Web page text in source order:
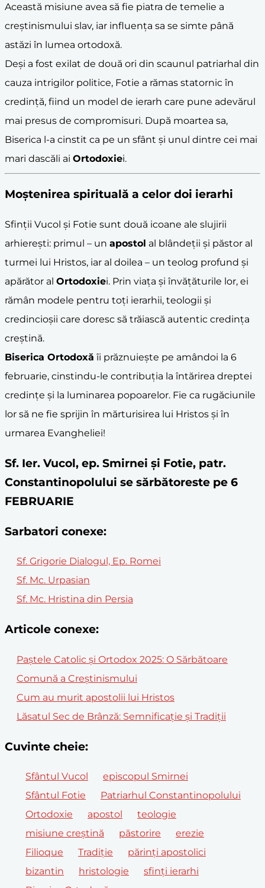
Această misiune avea să fie piatra de temelie a
creștinismului slav, iar influența sa se simte până
astăzi în lumea ortodoxă.
Deși a fost exilat de două ori din scaunul patriarhal din
cauza intrigilor politice, Fotie a rămas statornic în
credință, fiind un model de ierarh care pune adevărul
mai presus de compromisuri. După moartea sa,
Biserica l-a cinstit ca pe un sfânt și unul dintre cei mai
mari dascăli ai Ortodoxiei.
Moștenirea spirituală a celor doi ierarhi
Sfinții Vucol și Fotie sunt două icoane ale slujirii
arhierești: primul – un apostol al blândeții și păstor al
turmei lui Hristos, iar al doilea – un teolog profund și
apărător al Ortodoxiei. Prin viața și învățăturile lor, ei
rămân modele pentru toți ierarhii, teologii și
credincioșii care doresc să trăiască autentic credința
creștină.
Biserica Ortodoxă îi prăznuiește pe amândoi la 6
februarie, cinstindu-le contribuția la întărirea dreptei
credințe și la luminarea popoarelor. Fie ca rugăciunile
lor să ne fie sprijin în mărturisirea lui Hristos și în
urmarea Evangheliei!
Sf. Ier. Vucol, ep. Smirnei și Fotie, patr.
Constantinopolului se sărbătoreste pe 6
FEBRUARIE
Sarbatori conexe:
Sf. Grigorie Dialogul, Ep. Romei
Sf. Mc. Urpasian
Sf. Mc. Hristina din Persia
Articole conexe:
Paștele Catolic și Ortodox 2025: O Sărbătoare
Comună a Creștinismului
Cum au murit apostolii lui Hristos
Lăsatul Sec de Brânză: Semnificație și Tradiții
Cuvinte cheie:
Sfântul Vucol
episcopul Smirnei
Sfântul Fotie
Patriarhul Constantinopolului
Ortodoxie
apostol
teologie
misiune creștină
păstorire
erezie
Filioque
Tradiție
părinți apostolici
bizantin
hristologie
sfinți ierarhi